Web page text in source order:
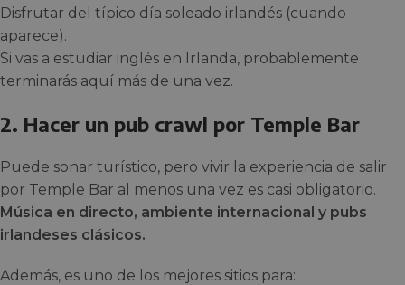
Disfrutar del típico día soleado irlandés (cuando
aparece).
Si vas a estudiar inglés en Irlanda, probablemente
terminarás aquí más de una vez.
2. Hacer un pub crawl por Temple Bar
Puede sonar turístico, pero vivir la experiencia de salir
por Temple Bar al menos una vez es casi obligatorio.
Música en directo, ambiente internacional y pubs
irlandeses clásicos.
Además, es uno de los mejores sitios para: